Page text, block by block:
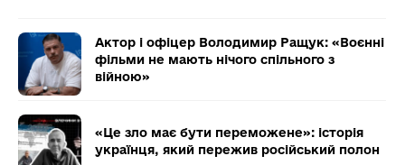
Актор і офіцер Володимир Ращук: «Воєнні
фільми не мають нічого спільного з
війною»
«Це зло має бути переможене»: історія
українця, який пережив російський полон